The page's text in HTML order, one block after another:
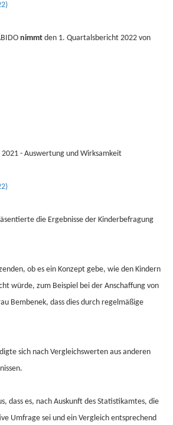
nimmt den 1. Quartalsbericht 2022 von
2021 - Auswertung und Wirksamkeit
die Ergebnisse der Kinderbefragung
ob es ein Konzept gebe, wie den Kindern
würde, zum Beispiel bei der Anschaffung von
Bembenek, dass dies durch regelmäßige
sich nach Vergleichswerten aus anderen
dass es, nach Auskunft des Statistikamtes, die
Umfrage sei und ein Vergleich entsprechend